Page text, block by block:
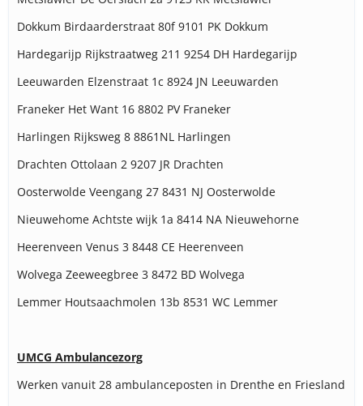
Dokkum Birdaarderstraat 80f 9101 PK Dokkum
Hardegarijp Rijkstraatweg 211 9254 DH Hardegarijp
Leeuwarden Elzenstraat 1c 8924 JN Leeuwarden
Franeker Het Want 16 8802 PV Franeker
Harlingen Rijksweg 8 8861NL Harlingen
Drachten Ottolaan 2 9207 JR Drachten
Oosterwolde Veengang 27 8431 NJ Oosterwolde
Nieuwehome Achtste wijk 1a 8414 NA Nieuwehorne
Heerenveen Venus 3 8448 CE Heerenveen
Wolvega Zeeweegbree 3 8472 BD Wolvega
Lemmer Houtsaachmolen 13b 8531 WC Lemmer
UMCG Ambulancezorg
Werken vanuit 28 ambulanceposten in Drenthe en Friesland